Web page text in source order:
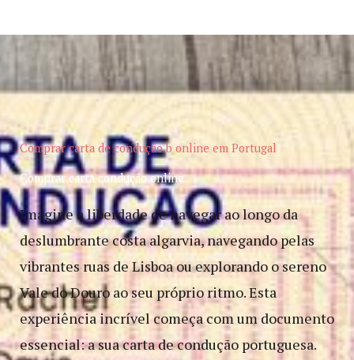
Comprar carta de condução b​ online em Portugal
Comprar carta condução online
Imagine a liberdade de navegar ao longo da
deslumbrante costa algarvia, navegando pelas
vibrantes ruas de Lisboa ou explorando o sereno
Vale do Douro ao seu próprio ritmo. Esta
experiência incrível começa com um documento
essencial: a sua carta de condução portuguesa.